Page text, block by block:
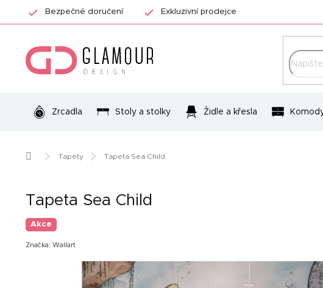
Bezpečné doručení Exkluzivní prodejce
Zrcadla Stoly a stolky Židle a křesla
Domů Tapety Tapeta Sea Child
Tapeta Sea Child
Akce
Značka: Wallart